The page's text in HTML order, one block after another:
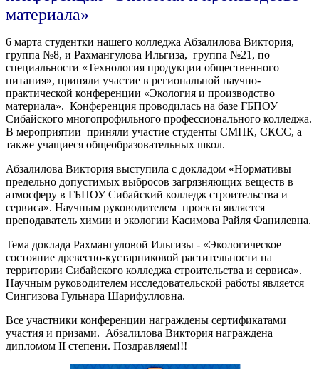
материала»
6 марта студентки нашего колледжа Абзалилова Виктория,
группа №8, и Рахмангулова Ильгиза, группа №21, по
специальности «Технология продукции общественного
питания», приняли участие в региональной научно-
практической конференции «Экология и производство
материала». Конференция проводилась на базе ГБПОУ
Сибайского многопрофильного профессионального колледжа.
В мероприятии приняли участие студенты СМПК, СКСС, а
также учащиеся общеобразовательных школ.
Абзалилова Виктория выступила с докладом «Нормативы
предельно допустимых выбросов загрязняющих веществ в
атмосферу в ГБПОУ Сибайский колледж строительства и
сервиса». Научным руководителем проекта является
преподаватель химии и экологии Касимова Райля Фанилевна.
Тема доклада Рахмангуловой Ильгизы - «Экологическое
состояние древесно-кустарниковой растительности на
территории Сибайского колледжа строительства и сервиса».
Научным руководителем исследовательской работы является
Сингизова Гульнара Шарифулловна.
Все участники конференции награждены сертификатами
участия и призами. Абзалилова Виктория награждена
дипломом II степени. Поздравляем!!!